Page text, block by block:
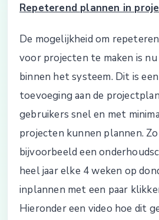
Repeterend plannen in
De mogelijkheid om
voor projecten te maken is nu
binnen het systeem. Dit is
toevoeging aan de
gebruikers snel en met
projecten kunnen plannen.
bijvoorbeeld een
heel jaar elke 4 weken op
inplannen met een paar
Hieronder een video hoe dit